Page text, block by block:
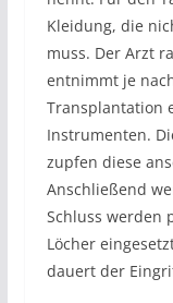
Kleidung, die
muss. Der Arzt
entnimmt je
Transplantation
Instrumenten.
zupfen diese
Anschließend
Schluss werden
Löcher
dauert der